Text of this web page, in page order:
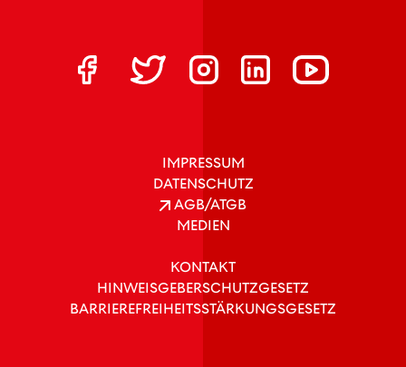
IMPRESSUM
DATENSCHUTZ
AGB/ATGB
MEDIEN
KONTAKT
HINWEISGEBERSCHUTZGESETZ
BARRIEREFREIHEITSSTÄRKUNGSGESETZ